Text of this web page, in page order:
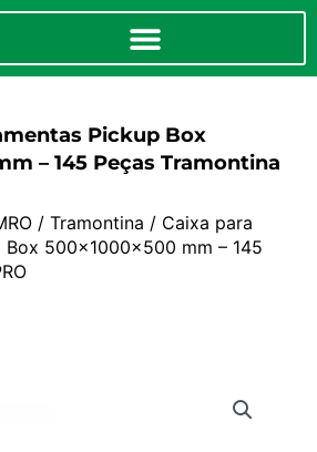
Pickup Box
– 145 Peças Tramontina
/ Tramontina / Caixa para
Box 500x1000x500 mm – 145